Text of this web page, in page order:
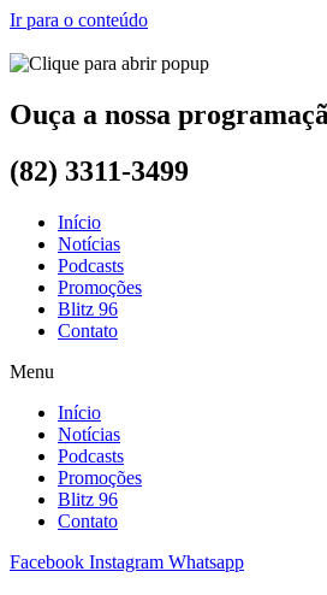
Ir para o conteúdo
Ouça a nossa
(82) 3311-3499
Início
Notícias
Podcasts
Promoções
Blitz 96
Contato
Menu
Início
Notícias
Podcasts
Promoções
Blitz 96
Contato
Facebook Instagram Whatsapp